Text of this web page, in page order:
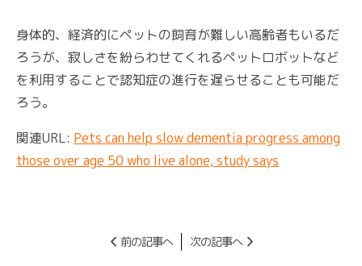
身体的、経済的にペットの飼育が難しい高齢者もいるだ
ろうが、寂しさを紛らわせてくれるペットロボットなど
を利用することで認知症の進行を遅らせることも可能だ
ろう。
関連URL: Pets can help slow dementia progress among
those over age 50 who live alone, study says
前の記事へ 次の記事へ